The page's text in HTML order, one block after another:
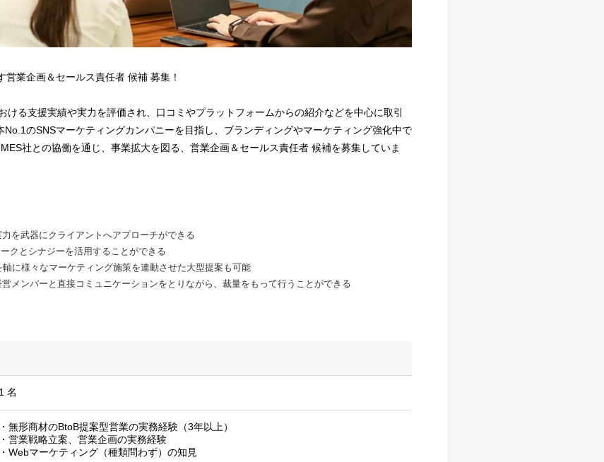
業企画＆セールス責任者 候補 募集！
ける支援実績や実力を評価され、口コミやプラットフォームからの紹介などを中心に取引
のSNSマーケティングカンパニーを目指し、ブランディングやマーケティング強化中で
社との協働を通じ、事業拡大を図る、営業企画＆セールス責任者 候補を募集していま
を武器にクライアントへアプローチができる
クとシナジーを活用することができる
に様々なマーケティング施策を連動させた大型提案も可能
メンバーと直接コミュニケーションをとりながら、裁量をもって行うことができる
1 名
・無形商材のBtoB提案型営業の実務経験（3年以上）
・営業戦略立案、営業企画の実務経験
・Webマーケティング（種類問わず）の知見